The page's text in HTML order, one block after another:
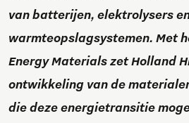
van batterijen, elektrolysers
warmteopslagsystemen. Met
Energy Materials zet Holland
ontwikkeling van de
die deze energietransitie